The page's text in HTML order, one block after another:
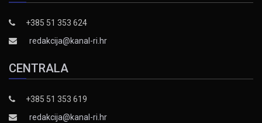
+385 51 353 624
redakcija@kanal-ri.hr
CENTRALA
+385 51 353 619
redakcija@kanal-ri.hr